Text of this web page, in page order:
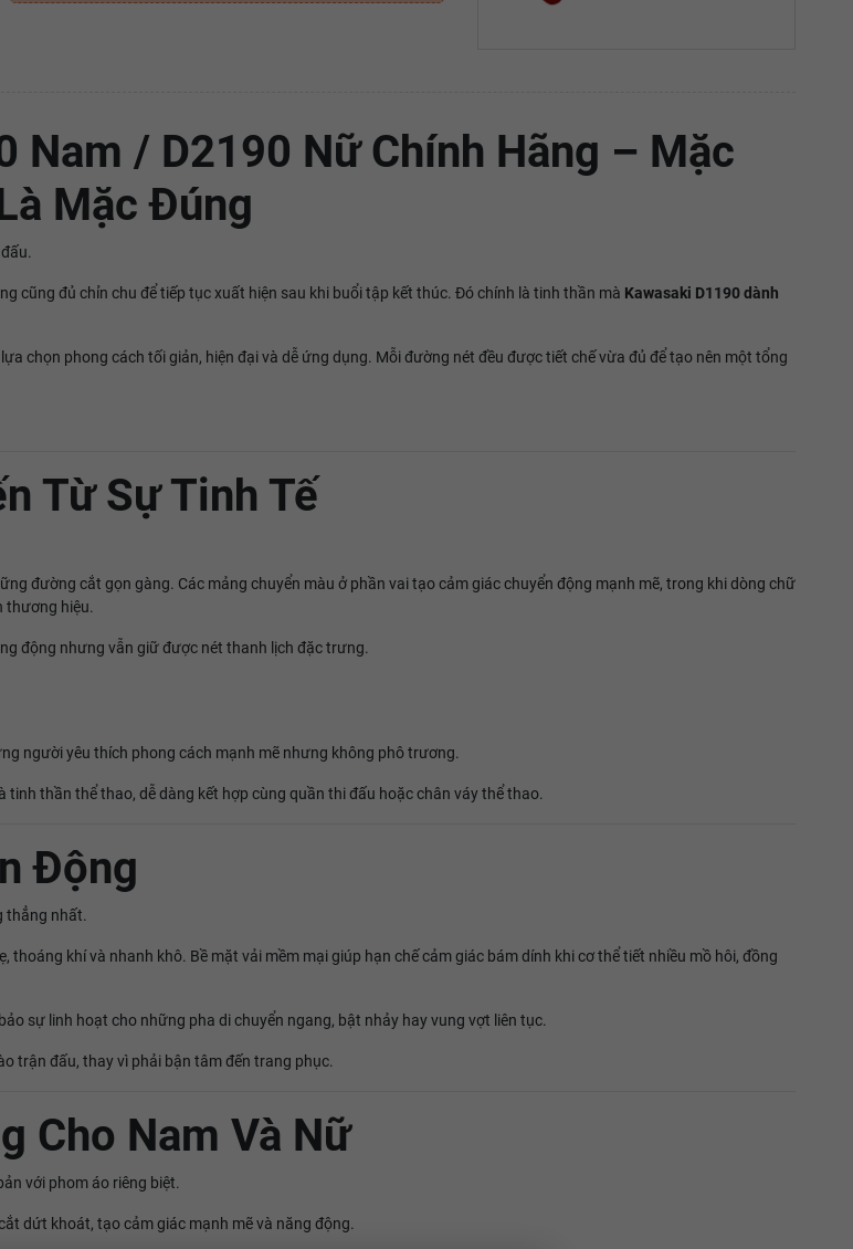
Nam / D2190 Nữ Chính Hãng – Mặc
Mặc Đúng
cũng đủ chỉn chu để tiếp tục xuất hiện sau khi buổi tập kết thúc. Đó chính là tinh thần mà Kawasaki D1190 dành
chọn phong cách tối giản, hiện đại và dễ ứng dụng. Mỗi đường nét đều được tiết chế vừa đủ để tạo nên một tổng
Từ Sự Tinh Tế
đường cắt gọn gàng. Các mảng chuyển màu ở phần vai tạo cảm giác chuyển động mạnh mẽ, trong khi dòng chữ
thương hiệu.
động nhưng vẫn giữ được nét thanh lịch đặc trưng.
người yêu thích phong cách mạnh mẽ nhưng không phô trương.
thần thể thao, dễ dàng kết hợp cùng quần thi đấu hoặc chân váy thể thao.
Động
thẳng nhất.
khí và nhanh khô. Bề mặt vải mềm mại giúp hạn chế cảm giác bám dính khi cơ thể tiết nhiều mồ hôi, đồng
sự linh hoạt cho những pha di chuyển ngang, bật nhảy hay vung vợt liên tục.
trận đấu, thay vì phải bận tâm đến trang phục.
Cho Nam Và Nữ
với phom áo riêng biệt.
dứt khoát, tạo cảm giác mạnh mẽ và năng động.